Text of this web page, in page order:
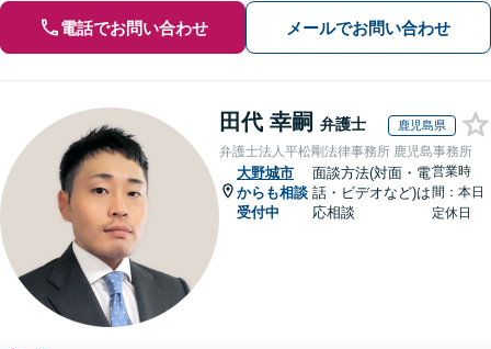
電話でお問い合わせ メールでお問い合わせ
田代 幸嗣 弁護士 鹿児島県
弁護士法人平松剛法律事務所 鹿児島事務所
大野城市
からも相談
受付中
面談方法(対面・電
話・ビデオなど)は
応相談
営業時
間：本日
定休日